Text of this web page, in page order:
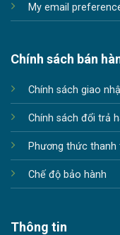
My email
Chính sách bán
Chính sách giao
Chính sách đổi trả
Phương thức thanh
Chế độ bảo hành
Thông tin